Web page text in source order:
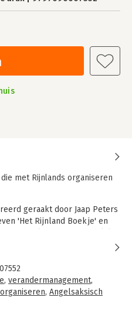
met Rijnlands organiseren
geraakt door Jaap Peters
'Het Rijnland Boekje' en
het Angelsaksisch
manier van denken en
unieke kaartspellen en een
niveaus inzicht geven:
, verandermanagement,
, Angelsaksisch